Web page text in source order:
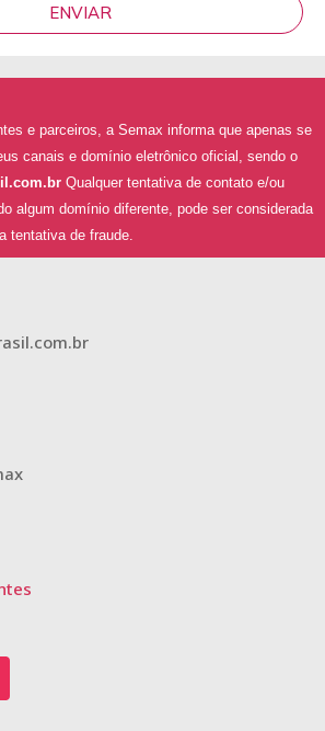
ENVIAR
e parceiros, a Semax informa que apenas se
canais e domínio eletrônico oficial, sendo o
Qualquer tentativa de contato e/ou
algum domínio diferente, pode ser considerada
tentativa de fraude.